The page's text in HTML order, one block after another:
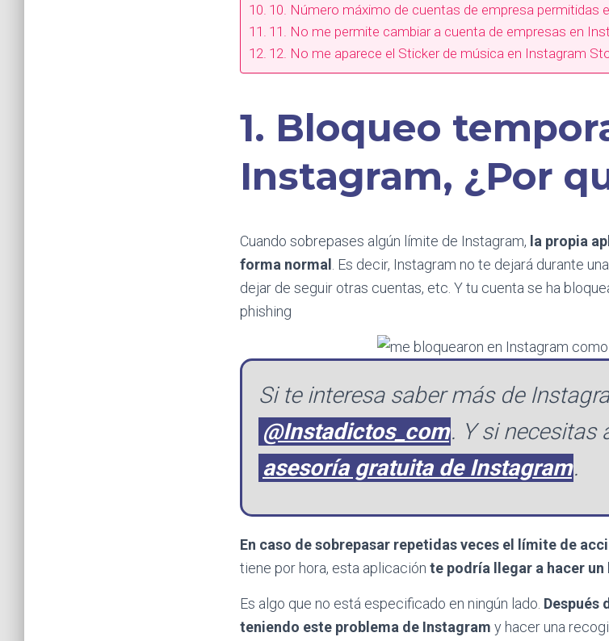
10. Número máximo de cuentas de empresa permitidas
11. No me permite cambiar a cuenta de empresas en
12. No me aparece el Sticker de música en Instagram
1. Bloqueo
Instagram, ¿Por
Cuando sobrepases algún límite de Instagram, la propia
forma normal
. Es decir, Instagram no te dejará durante
dejar de seguir otras cuentas, etc. Y tu cuenta se ha
phishing
Si te interesa saber más de
@Instadictos_com. Y si necesitas
asesoría gratuita de Instagram.
En caso de sobrepasar repetidas veces el límite de
tiene por hora, esta aplicación te podría llegar a hacer
Es algo que no está especificado en ningún lado. Después
teniendo este problema de Instagram y hacer una